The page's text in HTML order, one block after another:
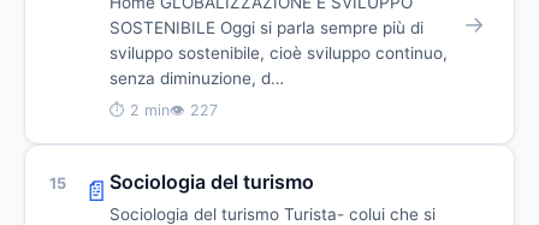
SOSTENIBILE Oggi si parla sempre più di
sviluppo sostenibile, cioè sviluppo continuo,
senza diminuzione, d…
⏱ 2 min👁 227
→
15 📄 Sociologia del turismo
Sociologia del turismo Turista- colui che si